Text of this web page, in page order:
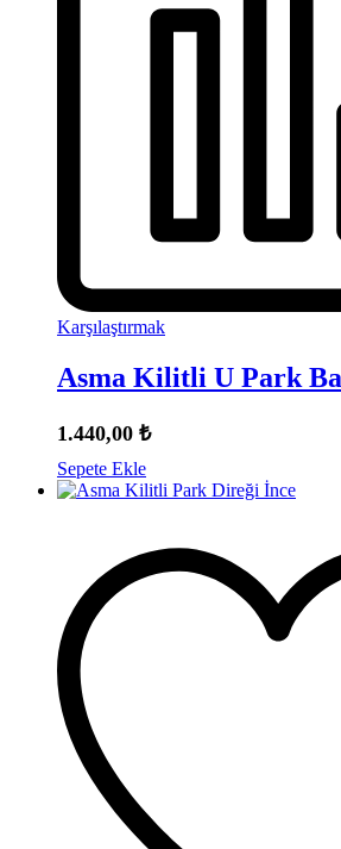
Karşılaştırmak
Asma Kilitli U Park
1.440,00 ₺
Sepete Ekle